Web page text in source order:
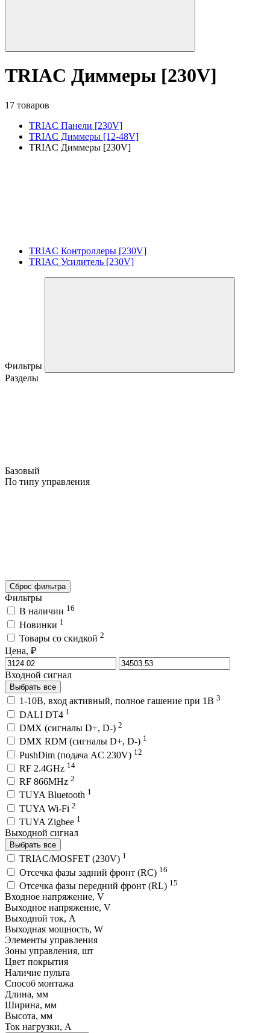
TRIAC Диммеры [230V]
17 товаров
TRIAC Панели [230V]
TRIAC Диммеры [12-48V]
TRIAC Диммеры [230V]
TRIAC Контроллеры [230V]
TRIAC Усилитель [230V]
Фильтры
Разделы
Базовый
По типу управления
Сброс фильтра
Фильтры
В наличии 16
Новинки 1
Товары со скидкой 2
Цена, ₽
Входной сигнал
Выбрать все
1-10В, вход активный, полное гашение при 1В 3
DALI DT4 1
DMX (сигналы D+, D-) 2
DMX RDM (сигналы D+, D-) 1
PushDim (подача AC 230V) 12
RF 2.4GHz 14
RF 866MHz 2
TUYA Bluetooth 1
TUYA Wi-Fi 2
TUYA Zigbee 1
Выходной сигнал
Выбрать все
TRIAC/MOSFET (230V) 1
Отсечка фазы задний фронт (RC) 16
Отсечка фазы передний фронт (RL) 15
Входное напряжение, V
Выходное напряжение, V
Выходной ток, A
Выходная мощность, W
Элементы управления
Зоны управления, шт
Цвет покрытия
Наличие пульта
Способ монтажа
Длина, мм
Ширина, мм
Высота, мм
Ток нагрузки, A